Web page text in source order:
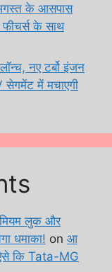
के आसपास
फीचर्स के साथ
नए टर्बो इंजन
सेगमेंट में मचाएगी
लुक और
धमाका! on आ
कि Tata-MG